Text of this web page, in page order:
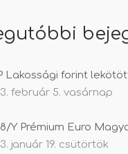
Lakossági forint
február 5. vasárnap
Y Prémium Euro
január 19. csütörtök